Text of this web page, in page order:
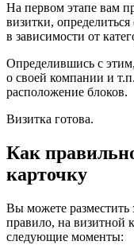
На первом этапе вам
визитки,
в зависимости от
Определившись с
о своей компании и
расположение блоков.
Визитка готова.
Как
карточку
Вы можете
правило, на визитной
следующие моменты: